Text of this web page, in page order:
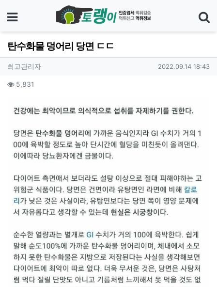
메뉴
탄수화물 덩어리 당면 ㄷㄷ
작성자 정보
최고관리자작성 작성일
2022.09.14 18:43
컨텐츠 정보
5,831
본문